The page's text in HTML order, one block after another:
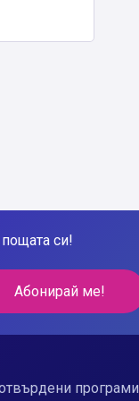
си!
Абонирай ме!
програми